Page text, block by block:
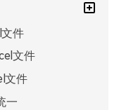
件
文件
文件
一